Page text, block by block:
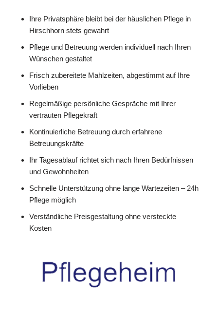
Ihre Privatsphäre bleibt bei der häuslichen Pflege in
Hirschhorn stets gewahrt
Pflege und Betreuung werden individuell nach Ihren
Wünschen gestaltet
Frisch zubereitete Mahlzeiten, abgestimmt auf Ihre
Vorlieben
Regelmäßige persönliche Gespräche mit Ihrer
vertrauten Pflegekraft
Kontinuierliche Betreuung durch erfahrene
Betreuungskräfte
Ihr Tagesablauf richtet sich nach Ihren Bedürfnissen
und Gewohnheiten
Schnelle Unterstützung ohne lange Wartezeiten – 24h
Pflege möglich
Verständliche Preisgestaltung ohne versteckte
Kosten